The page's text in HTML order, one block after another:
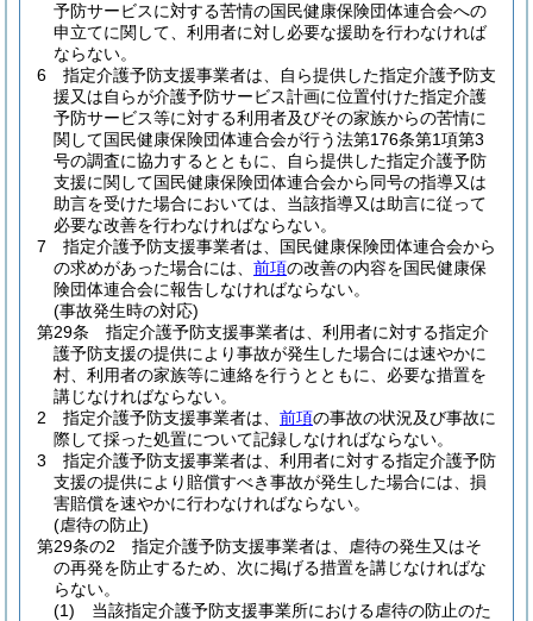
予防サービスに対する苦情の国民健康保険団体連合会への
申立てに関して、利用者に対し必要な援助を行わなければ
ならない。
6
指定介護予防支援事業者は、自ら提供した指定介護予防支
援又は自らが介護予防サービス計画に位置付けた指定介護
予防サービス等に対する利用者及びその家族からの苦情に
関して国民健康保険団体連合会が行う法第176条第1項第3
号の調査に協力するとともに、自ら提供した指定介護予防
支援に関して国民健康保険団体連合会から同号の指導又は
助言を受けた場合においては、当該指導又は助言に従って
必要な改善を行わなければならない。
7
指定介護予防支援事業者は、国民健康保険団体連合会から
の求めがあった場合には、 前項の改善の内容を国民健康保
険団体連合会に報告しなければならない。
(事故発生時の対応)
第29条
指定介護予防支援事業者は、利用者に対する指定介
護予防支援の提供により事故が発生した場合には速やかに
村、利用者の家族等に連絡を行うとともに、必要な措置を
講じなければならない。
2
指定介護予防支援事業者は、 前項の事故の状況及び事故に
際して採った処置について記録しなければならない。
3
指定介護予防支援事業者は、利用者に対する指定介護予防
支援の提供により賠償すべき事故が発生した場合には、損
害賠償を速やかに行わなければならない。
(虐待の防止)
第29条の2
指定介護予防支援事業者は、虐待の発生又はそ
の再発を防止するため、次に掲げる措置を講じなければな
らない。
(1)
当該指定介護予防支援事業所における虐待の防止のた